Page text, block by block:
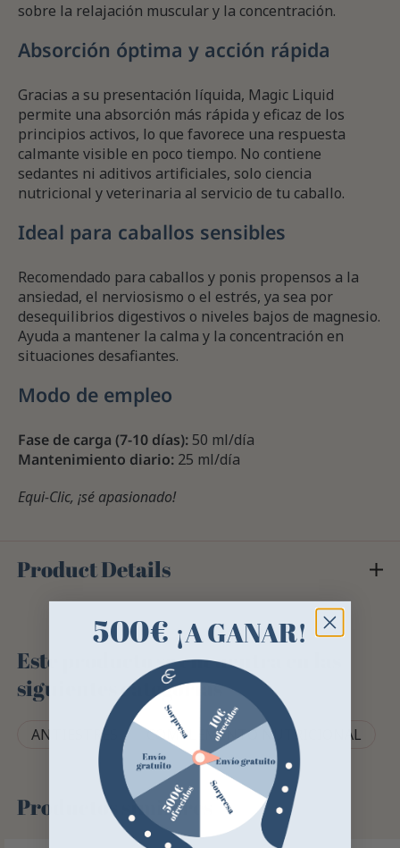
sobre la relajación muscular y la concentración.
Absorción óptima y acción rápida
Gracias a su presentación líquida, Magic Liquid
permite una absorción más rápida y eficaz de los
principios activos, lo que favorece una respuesta
calmante visible en poco tiempo. No contiene
sedantes ni aditivos artificiales, solo ciencia
nutricional y veterinaria al servicio de tu caballo.
Ideal para caballos sensibles
Recomendado para caballos y ponis propensos a la
ansiedad, el nerviosismo o el estrés, ya sea por
desequilibrios digestivos o niveles bajos de magnesio.
Ayuda a mantener la calma y la concentración en
situaciones desafiantes.
Modo de empleo
Fase de carga (7-10 días): 50 ml/día
Mantenimiento diario: 25 ml/día
Equi-Clic, ¡sé apasionado!
Product Details
Este producto se encuentra en las
siguientes categorías
ANTIESTRÉS COMPLEMENTO NUTRICIONAL
Productos similares
500€ ¡A GANAR!